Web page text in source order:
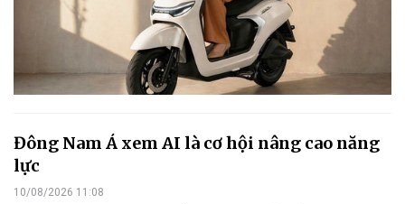
Đông Nam Á xem AI là cơ hội nâng cao năng
lực
10/08/2026 11:08